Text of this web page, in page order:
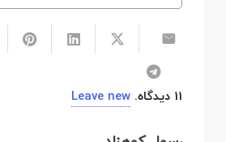
11 دیدگاه.
Leave new